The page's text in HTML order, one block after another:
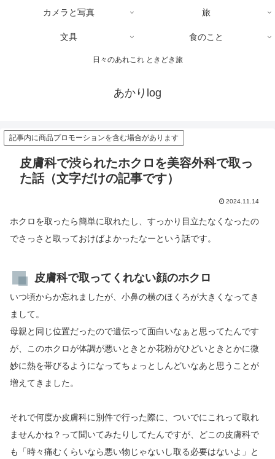
日々のあれこれ ときどき旅
あかりlog
カメラと写真 旅
文具 食のこと
記事内に商品プロモーションを含む場合があります
皮膚科で渋られたホクロを美容外科で取っ
た話（文字だけの記事です）
2024.11.14
ホクロを取ったら簡単に取れたし、すっかり目立たなくなったの
でさっさと取っておけばよかったなーという話です。
皮膚科で取ってくれない顔のホクロ
いつ頃からか忘れましたが、小鼻の横のほくろが大きくなってき
まして。
母親と同じ位置だったので遺伝って面白いなぁと思ってたんです
が、このホクロが体調が悪いときとか花粉がひどいときとかに微
妙に熱を帯びるようになってちょっとしんどいなあと思うことが
増えてきました。
それで何度か皮膚科に別件で行った際に、ついでにこれって取れ
ませんかね？って聞いてみたりしてたんですが、どこの皮膚科で
も「時々痛むくらいなら悪い物じゃないし取る必要はないよ」と